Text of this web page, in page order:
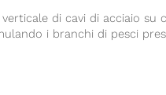
di cavi di acciaio
i branchi di pesci